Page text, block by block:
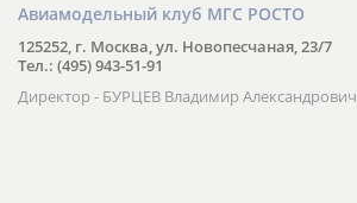
Авиамодельный клуб МГС РОСТО
125252, г. Москва, ул. Новопесчаная, 23/7
Тел.: (495) 943-51-91
Директор - БУРЦЕВ Владимир Александрович